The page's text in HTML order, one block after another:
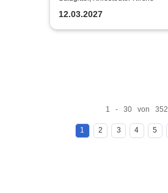
12.03.2027
1 - 30 von 352
1 2 3 4 5